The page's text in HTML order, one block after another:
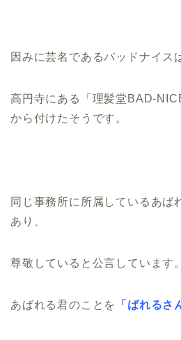
因みに芸名であるバッドナイス
高円寺にある「理髪堂BAD-
から付けたそうです。
同じ事務所に所属しているあば
あり、
尊敬していると公言しています。
あばれる君のことを 「ばれるさ